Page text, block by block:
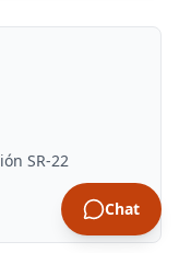
SR-22
Chat